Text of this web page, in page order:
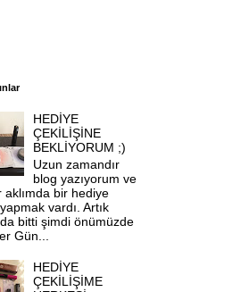
HEDİYE
ÇEKİLİŞİNE
BEKLİYORUM ;)
Uzun zamandır
blog yazıyorum ve
aklımda bir hediye
vardı. Artık
da bitti şimdi önümüzde
Gün...
HEDİYE
ÇEKİLİŞİME